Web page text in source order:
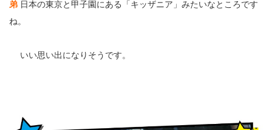
弟 日本の東京と甲子園にある「キッザニア」みたいなところです
ね。
いい思い出になりそうです。